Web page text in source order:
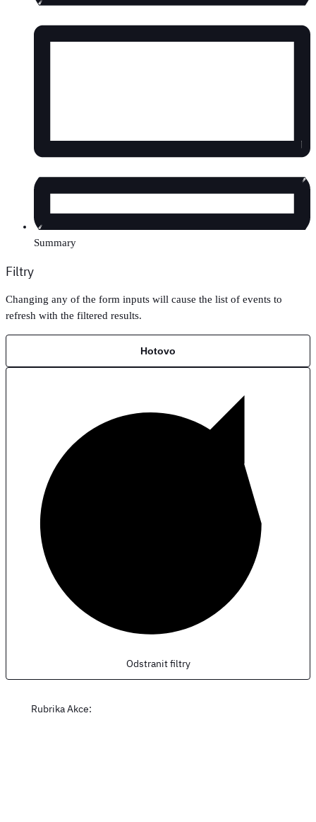
Summary
Filtry
Changing any of the form inputs will cause the list of events to
refresh with the filtered results.
Hotovo
Odstranit filtry
Rubrika Akce: